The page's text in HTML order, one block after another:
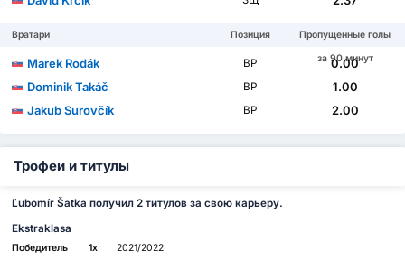
Вратари Позиция
Пропущенные голы
за 90 минут
Marek Rodák ВР
0.00
Dominik Takáč
ВР
1.00
Jakub Surovčík
ВР 2.00
Трофеи и титулы
Ľubomír Šatka получил 2 титулов за свою карьеру.
Ekstraklasa
Победитель 1x
2021/2022